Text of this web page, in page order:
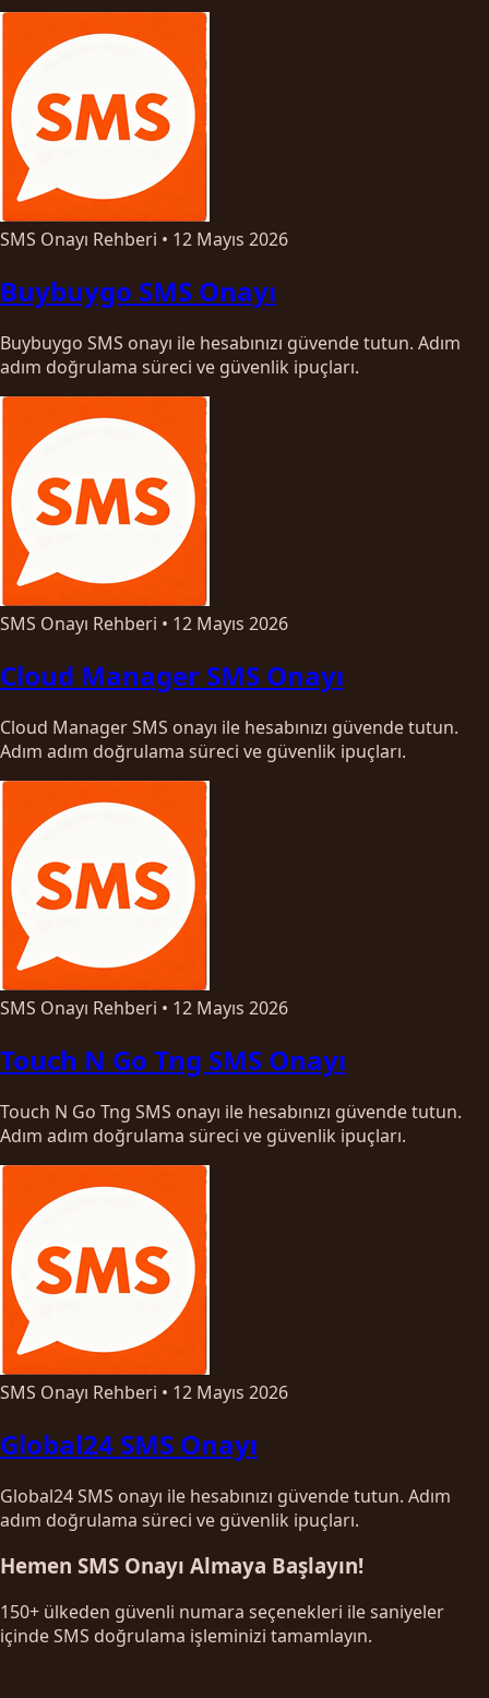
SMS Onayı Rehberi • 12 Mayıs 2026
Buybuygo SMS Onayı
Buybuygo SMS onayı ile hesabınızı güvende tutun. Adım
adım doğrulama süreci ve güvenlik ipuçları.
SMS Onayı Rehberi • 12 Mayıs 2026
Cloud Manager SMS Onayı
Cloud Manager SMS onayı ile hesabınızı güvende tutun.
Adım adım doğrulama süreci ve güvenlik ipuçları.
SMS Onayı Rehberi • 12 Mayıs 2026
Touch N Go Tng SMS Onayı
Touch N Go Tng SMS onayı ile hesabınızı güvende tutun.
Adım adım doğrulama süreci ve güvenlik ipuçları.
SMS Onayı Rehberi • 12 Mayıs 2026
Global24 SMS Onayı
Global24 SMS onayı ile hesabınızı güvende tutun. Adım
adım doğrulama süreci ve güvenlik ipuçları.
Hemen SMS Onayı Almaya Başlayın!
150+ ülkeden güvenli numara seçenekleri ile saniyeler
içinde SMS doğrulama işleminizi tamamlayın.